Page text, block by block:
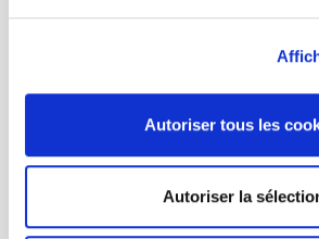
Autoriser tous les
Autoriser la
4 sept. 2026
Nouveautés